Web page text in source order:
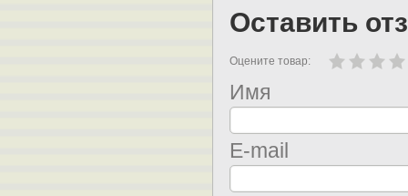
Оставить
Оцените товар:
Имя
E-mail